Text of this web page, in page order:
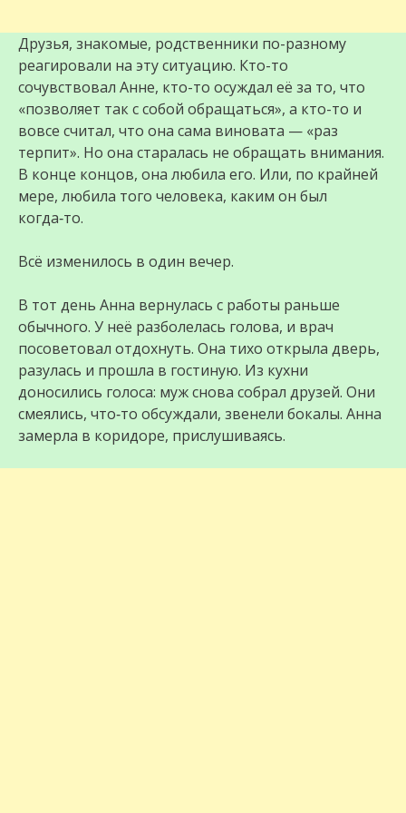
Друзья, знакомые, родственники по-разному
реагировали на эту ситуацию. Кто-то
сочувствовал Анне, кто-то осуждал её за то, что
«позволяет так с собой обращаться», а кто-то и
вовсе считал, что она сама виновата — «раз
терпит». Но она старалась не обращать внимания.
В конце концов, она любила его. Или, по крайней
мере, любила того человека, каким он был
когда‑то.
Всё изменилось в один вечер.
В тот день Анна вернулась с работы раньше
обычного. У неё разболелась голова, и врач
посоветовал отдохнуть. Она тихо открыла дверь,
разулась и прошла в гостиную. Из кухни
доносились голоса: муж снова собрал друзей. Они
смеялись, что‑то обсуждали, звенели бокалы. Анна
замерла в коридоре, прислушиваясь.